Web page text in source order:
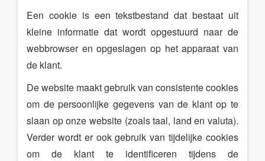
Een cookie is een tekstbestand dat bestaat uit
kleine informatie dat wordt opgestuurd naar de
webbrowser en opgeslagen op het apparaat van
de klant.
De website maakt gebruik van consistente cookies
om de persoonlijke gegevens van de klant op te
slaan op onze website (zoals taal, land en valuta).
Verder wordt er ook gebruik van tijdelijke cookies
om de klant te identificeren tijdens de